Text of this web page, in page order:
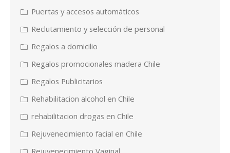
Puertas y accesos automáticos
Reclutamiento y selección de personal
Regalos a domicilio
Regalos promocionales madera Chile
Regalos Publicitarios
Rehabilitacion alcohol en Chile
rehabilitacion drogas en Chile
Rejuvenecimiento facial en Chile